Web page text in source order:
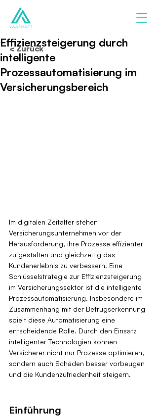
Effizienzsteigerung durch
intelligente
Prozessautomatisierung im
Versicherungsbereich
Im digitalen Zeitalter stehen
Versicherungsunternehmen vor der
Herausforderung, ihre Prozesse effizienter
zu gestalten und gleichzeitig das
Kundenerlebnis zu verbessern. Eine
Schlüsselstrategie zur Effizienzsteigerung
im Versicherungssektor ist die intelligente
Prozessautomatisierung. Insbesondere im
Zusammenhang mit der Betrugserkennung
spielt diese Automatisierung eine
entscheidende Rolle. Durch den Einsatz
intelligenter Technologien können
Versicherer nicht nur Prozesse optimieren,
sondern auch Schäden besser vorbeugen
und die Kundenzufriedenheit steigern.
Einführung
< Zurück